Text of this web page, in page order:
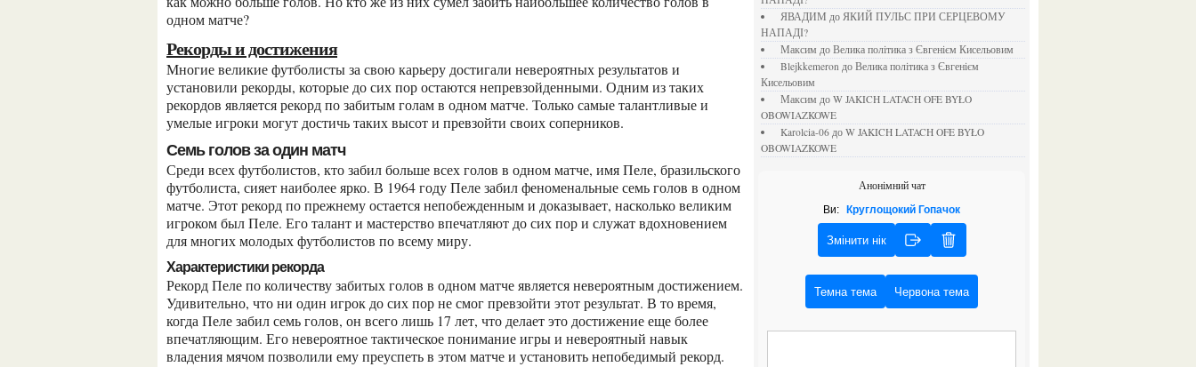
одном матче?
Рекорды и достижения
Многие великие футболисты за свою карьеру достигали невероятных результатов и
установили рекорды, которые до сих пор остаются непревзойденными. Одним из таких
рекордов является рекорд по забитым голам в одном матче. Только самые талантливые и
умелые игроки могут достичь таких высот и превзойти своих соперников.
Семь голов за один матч
Среди всех футболистов, кто забил больше всех голов в одном матче, имя Пеле, бразильского
футболиста, сияет наиболее ярко. В 1964 году Пеле забил феноменальные семь голов в одном
матче. Этот рекорд по прежнему остается непобежденным и доказывает, насколько великим
игроком был Пеле. Его талант и мастерство впечатляют до сих пор и служат вдохновением
для многих молодых футболистов по всему миру.
Характеристики рекорда
Рекорд Пеле по количеству забитых голов в одном матче является невероятным достижением.
Удивительно, что ни один игрок до сих пор не смог превзойти этот результат. В то время,
когда Пеле забил семь голов, он всего лишь 17 лет, что делает это достижение еще более
впечатляющим. Его невероятное тактическое понимание игры и невероятный навык
владения мячом позволили ему преуспеть в этом матче и установить непобедимый рекорд.
ЯВАДИМ до ЯКИЙ ПУЛЬС ПРИ СЕРЦЕВОМУ
НАПАДІ?
Максим до Велика політика з Євгенієм Кисельовим
blejkkemeronдо Велика політика з Євгенієм
Кисельовим
Максим до W JAKICH LATACH OFE BYŁO
OBOWIAZKOWE
karolcia-06до W JAKICH LATACH OFE BYŁO
OBOWIAZKOWE
Анонімний чат
Ви: Круглощокий Гопачок
Змінити нік
Темна тема Червона тема